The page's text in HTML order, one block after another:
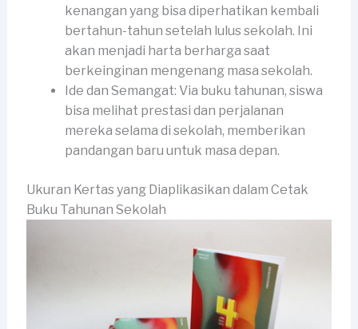
kenangan yang bisa diperhatikan kembali
bertahun-tahun setelah lulus sekolah. Ini
akan menjadi harta berharga saat
berkeinginan mengenang masa sekolah.
Ide dan Semangat: Via buku tahunan, siswa
bisa melihat prestasi dan perjalanan
mereka selama di sekolah, memberikan
pandangan baru untuk masa depan.
Ukuran Kertas yang Diaplikasikan dalam Cetak
Buku Tahunan Sekolah